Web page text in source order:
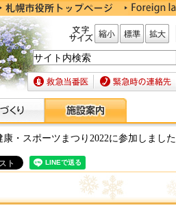
文字サイズ 縮小 標準 拡大
救急当番医 緊急時の連絡先
・スポーツまつり2022に参加しました